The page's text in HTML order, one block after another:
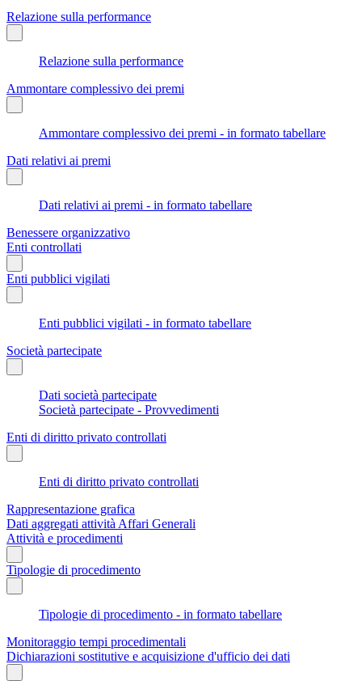
Relazione sulla performance
Relazione sulla performance
Ammontare complessivo dei premi
Ammontare complessivo dei premi - in formato tabellare
Dati relativi ai premi
Dati relativi ai premi - in formato tabellare
Benessere organizzativo
Enti controllati
Enti pubblici vigilati
Enti pubblici vigilati - in formato tabellare
Società partecipate
Dati società partecipate
Società partecipate - Provvedimenti
Enti di diritto privato controllati
Enti di diritto privato controllati
Rappresentazione grafica
Dati aggregati attività Affari Generali
Attività e procedimenti
Tipologie di procedimento
Tipologie di procedimento - in formato tabellare
Monitoraggio tempi procedimentali
Dichiarazioni sostitutive e acquisizione d'ufficio dei dati